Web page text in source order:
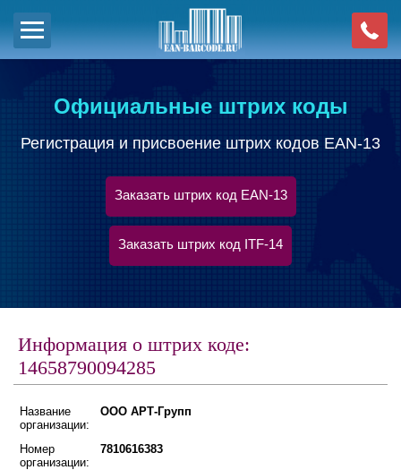
Официальные штрих коды
Регистрация и присвоение штрих кодов EAN-13
Заказать штрих код EAN-13
Заказать штрих код ITF-14
Информация о штрих коде:
14658790094285
Название
организации:
ООО АРТ-Групп
Номер
организации:
7810616383